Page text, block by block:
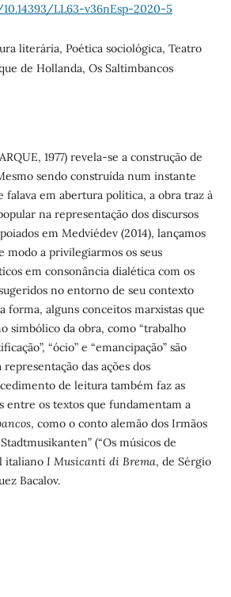
LL63-v36nEsp-2020-5
literária, Poética sociológica, Teatro
de Hollanda, Os Saltimbancos
1977) revela-se a construção de
sendo construída num instante
falava em abertura política, a obra traz à
na representação dos discursos
em Medviédev (2014), lançamos
modo a privilegiarmos os seus
em consonância dialética com os
no entorno de seu contexto
forma, alguns conceitos marxistas que
simbólico da obra, como “trabalho
“ócio” e “emancipação” são
das ações dos
de leitura também faz as
entre os textos que fundamentam a
, como o conto alemão dos Irmãos
(“Os músicos de
italiano I Musicanti di Brema, de Sérgio
Bacalov.